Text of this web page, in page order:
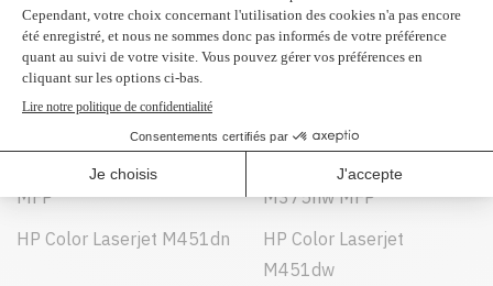
Peut être utilisé dans :
HP Color Laserjet M375dn
MFP
HP Color Laserjet
M375nw MFP
HP Color Laserjet M451dn
HP Color Laserjet
M451dw